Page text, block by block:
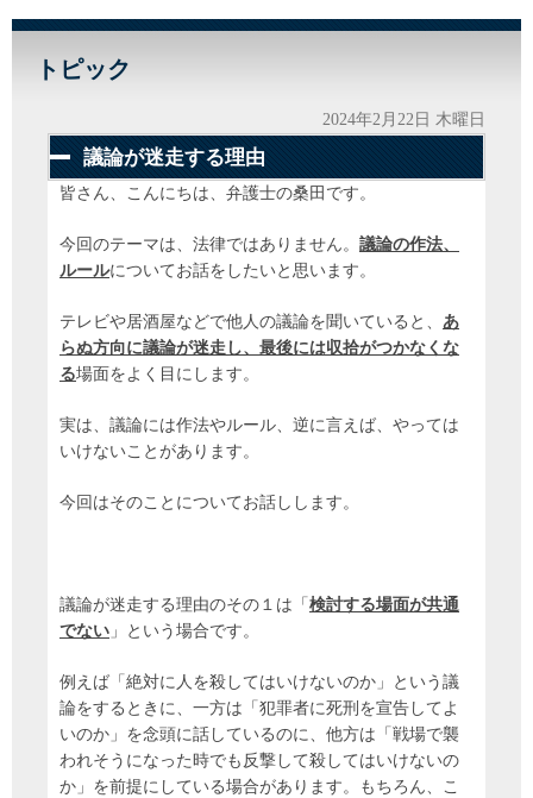
トピック
2024年2月22日 木曜日
議論が迷走する理由
皆さん、こんにちは、弁護士の桑田です。
今回のテーマは、法律ではありません。 議論の作法、
ルールについてお話をしたいと思います。
テレビや居酒屋などで他人の議論を聞いていると、 あ
らぬ方向に議論が迷走し、最後には収拾がつかなくな
る場面をよく目にします。
実は、議論には作法やルール、逆に言えば、やっては
いけないことがあります。
今回はそのことについてお話しします。
議論が迷走する理由のその１は「 検討する場面が共通
でない 」という場合です。
例えば「絶対に人を殺してはいけないのか」という議
論をするときに、一方は「犯罪者に死刑を宣告してよ
いのか」を念頭に話しているのに、他方は「戦場で襲
われそうになった時でも反撃して殺してはいけないの
か」を前提にしている場合があります。もちろん、こ